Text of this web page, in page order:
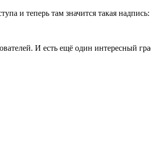
и теперь там значится такая надпись:
И есть ещё один интересный